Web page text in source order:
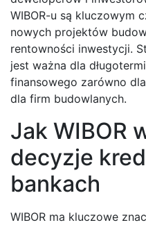
WIBOR-u są kluczowym
nowych projektów
rentowności inwestycji.
jest ważna dla
finansowego zarówno
dla firm budowlanych.
Jak WIBOR
decyzje
bankach
WIBOR ma kluczowe